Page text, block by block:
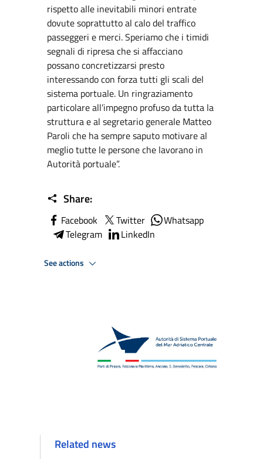
rispetto alle inevitabili minori entrate
dovute soprattutto al calo del traffico
passeggeri e merci. Speriamo che i timidi
segnali di ripresa che si affacciano
possano concretizzarsi presto
interessando con forza tutti gli scali del
sistema portuale. Un ringraziamento
particolare all’impegno profuso da tutta la
struttura e al segretario generale Matteo
Paroli che ha sempre saputo motivare al
meglio tutte le persone che lavorano in
Autorità portuale”.
Share:
Facebook Twitter
Whatsapp
Telegram
LinkedIn
See actions
Related news